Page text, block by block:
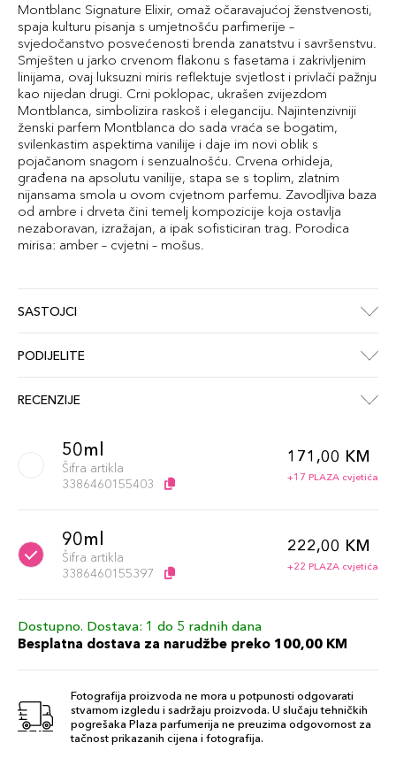
Montblanc Signature Elixir, omaž očaravajućoj ženstvenosti,
spaja kulturu pisanja s umjetnošću parfimerije –
svjedočanstvo posvećenosti brenda zanatstvu i savršenstvu.
Smješten u jarko crvenom flakonu s fasetama i zakrivljenim
linijama, ovaj luksuzni miris reflektuje svjetlost i privlači pažnju
kao nijedan drugi. Crni poklopac, ukrašen zvijezdom
Montblanca, simbolizira raskoš i eleganciju. Najintenzivniji
ženski parfem Montblanca do sada vraća se bogatim,
svilenkastim aspektima vanilije i daje im novi oblik s
pojačanom snagom i senzualnošću. Crvena orhideja,
građena na apsolutu vanilije, stapa se s toplim, zlatnim
nijansama smola u ovom cvjetnom parfemu. Zavodljiva baza
od ambre i drveta čini temelj kompozicije koja ostavlja
nezaboravan, izražajan, a ipak sofisticiran trag. Porodica
mirisa: amber – cvjetni – mošus.
SASTOJCI
PODIJELITE
RECENZIJE
50ml
Šifra artikla
3386460155403
171,00 KM
+17 PLAZA cvjetića
90ml
Šifra artikla
3386460155397
222,00 KM
+22 PLAZA cvjetića
Dostupno. Dostava: 1 do 5 radnih dana
Besplatna dostava za narudžbe preko 100,00 KM
Fotografija proizvoda ne mora u potpunosti odgovarati
stvarnom izgledu i sadržaju proizvoda. U slučaju tehničkih
pogrešaka Plaza parfumerija ne preuzima odgovornost za
tačnost prikazanih cijena i fotografija.